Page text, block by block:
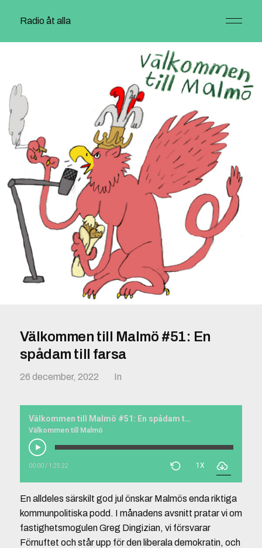
Radio åt alla
Välkommen till Malmö #51: En
spådam till farsa
26 december, 2022 In
Välkommen till Malmö #51: En spådam till farsa
Välkommen till Malmö
00:00/ 1:25:22 1X
En alldeles särskilt god jul önskar Malmös enda riktiga
kommunpolitiska podd. I månadens avsnitt pratar vi om
fastighetsmogulen Greg Dingizian, vi försvarar
Förnuftet och står upp för den liberala demokratin, och